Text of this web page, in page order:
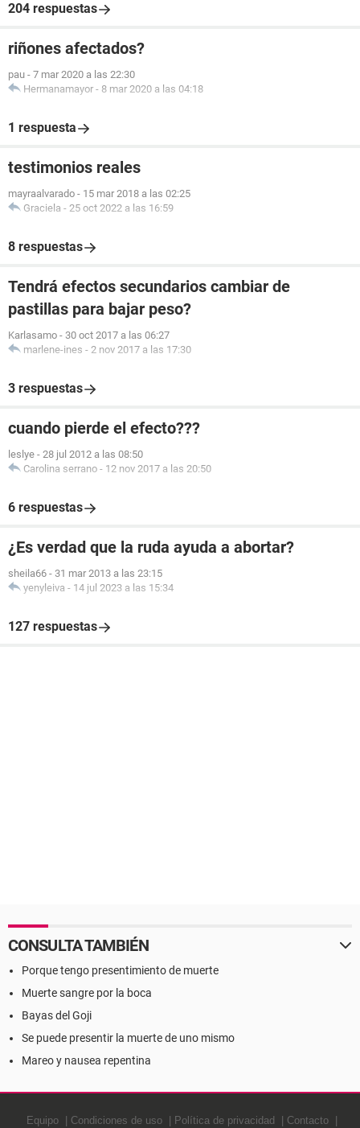
204 respuestas
riñones afectados?
pau - 7 mar 2020 a las 22:30
Hermanamayor - 8 mar 2020 a las 04:18
1 respuesta
testimonios reales
mayraalvarado - 15 mar 2018 a las 02:25
Graciela - 25 oct 2022 a las 16:59
8 respuestas
Tendrá efectos secundarios cambiar de
pastillas para bajar peso?
Karlasamo - 30 oct 2017 a las 06:27
marlene-ines - 2 nov 2017 a las 17:30
3 respuestas
cuando pierde el efecto???
leslye - 28 jul 2012 a las 08:50
Carolina serrano - 12 nov 2017 a las 20:50
6 respuestas
¿Es verdad que la ruda ayuda a abortar?
sheila66 - 31 mar 2013 a las 23:15
yenyleiva - 14 jul 2023 a las 15:34
127 respuestas
CONSULTA TAMBIÉN
Porque tengo presentimiento de muerte
Muerte sangre por la boca
Bayas del Goji
Se puede presentir la muerte de uno mismo
Mareo y nausea repentina
Equipo Condiciones de uso Política de privacidad Contacto